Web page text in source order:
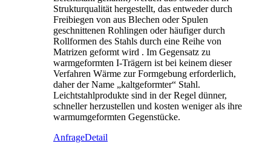
Strukturqualität hergestellt, das entweder durch
Freibiegen von aus Blechen oder Spulen
geschnittenen Rohlingen oder häufiger durch
Rollformen des Stahls durch eine Reihe von
Matrizen geformt wird . Im Gegensatz zu
warmgeformten I-Trägern ist bei keinem dieser
Verfahren Wärme zur Formgebung erforderlich,
daher der Name „kaltgeformter“ Stahl.
Leichtstahlprodukte sind in der Regel dünner,
schneller herzustellen und kosten weniger als ihre
warmumgeformten Gegenstücke.
AnfrageDetail